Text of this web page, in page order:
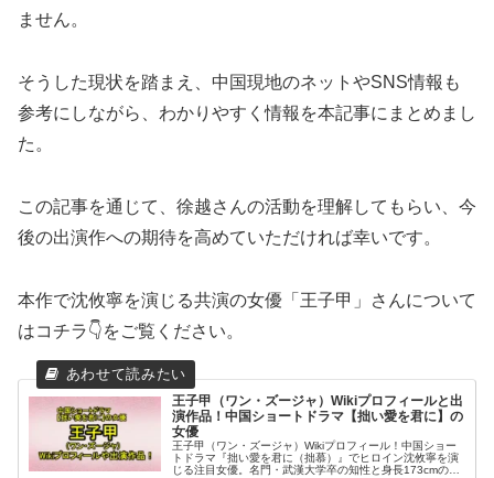
ません。
そうした現状を踏まえ、中国現地のネットやSNS情報も
参考にしながら、わかりやすく情報を本記事にまとめまし
た。
この記事を通じて、徐越さんの活動を理解してもらい、今
後の出演作への期待を高めていただければ幸いです。
本作で沈攸寧を演じる共演の女優「王子甲」さんについて
はコチラ👇をご覧ください。
王子甲（ワン・ズージャ）Wikiプロフィールと出
演作品！中国ショートドラマ【拙い愛を君に】の
女優
王子甲（ワン・ズージャ）Wikiプロフィール！中国ショー
トドラマ『拙い愛を君に（拙慕）』でヒロイン沈攸寧を演
じる注目女優。名門・武漢大学卒の知性と身長173cmの美